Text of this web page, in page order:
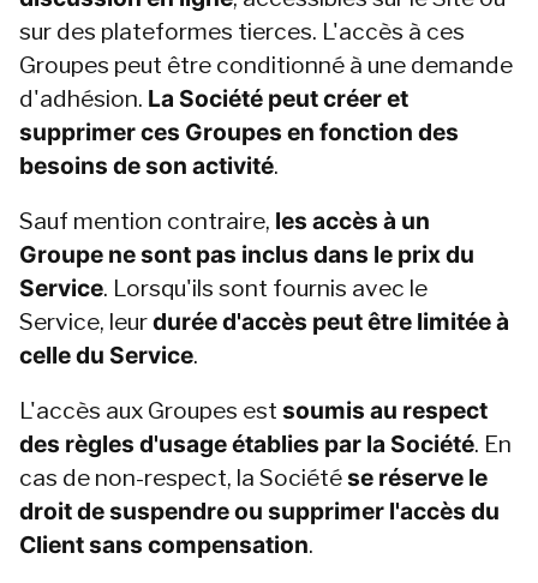
sur des plateformes tierces. L'accès à ces
Groupes peut être conditionné à une demande
d'adhésion. La Société peut créer et
supprimer ces Groupes en fonction des
besoins de son activité.
Sauf mention contraire, les accès à un
Groupe ne sont pas inclus dans le prix du
Service. Lorsqu'ils sont fournis avec le
Service, leur durée d'accès peut être limitée à
celle du Service.
L'accès aux Groupes est soumis au respect
des règles d'usage établies par la Société. En
cas de non-respect, la Société se réserve le
droit de suspendre ou supprimer l'accès du
Client sans compensation.